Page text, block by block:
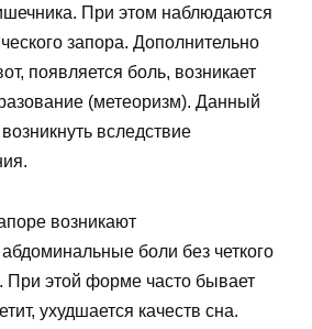
При этом наблюдаются
запора. Дополнительно
появляется боль, возникает
(метеоризм). Данный
вследствие
возникают
боли без четкого
При этой форме часто бывает
ухудшается качеств сна.